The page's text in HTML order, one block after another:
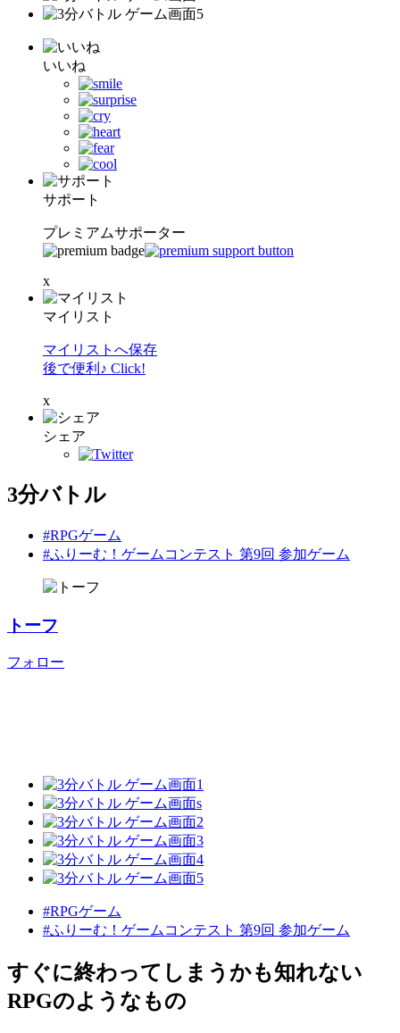
いいね
サポート
プレミアムサポーター
x
マイリスト
マイリストへ保存
後で便利♪ Click!
x
シェア
3分バトル
#RPGゲーム
#ふりーむ！ゲームコンテスト 第9回 参加ゲーム
トーフ
フォロー
#RPGゲーム
#ふりーむ！ゲームコンテスト 第9回 参加ゲーム
すぐに終わってしまうかも知れない
RPGのようなもの